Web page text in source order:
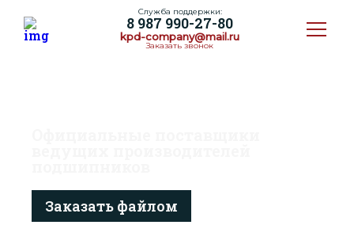
Служба поддержки:
8 987 990-27-80
kpd-company@mail.ru
Заказать звонок
Заказать файлом